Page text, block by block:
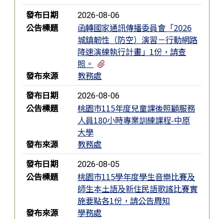
發布日期
2026-08-06
公告標題
函轉國家通訊傳播委員會「2026
城鎮韌性（防空）演習－行動網路
降速演練執行計畫」1份，請查
照。
發布來源
教務處
發布日期
2026-08-06
公告標題
桃園市115年度兒童課後照顧服務
人員180小時專業訓練課程-中原
大學
發布來源
教務處
發布日期
2026-08-05
公告標題
桃園市115學年度學生音樂比賽及
師生本土語及新住民語歌謠比賽實
施要點各1份，請公告周知
發布來源
學務處